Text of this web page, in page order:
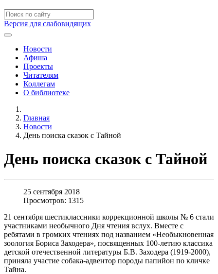
Версия для слабовидящих
Новости
Афиша
Проекты
Читателям
Коллегам
О библиотеке
Главная
Новости
День поиска сказок с Тайной
День поиска сказок с Тайной
25 сентября 2018
Просмотров: 1315
21 сентября шестиклассники коррекционной школы № 6 стали
участниками необычного Дня чтения вслух. Вместе с
ребятами в громких чтениях под названием «Необыкновенная
зоология Бориса Заходера», посвященных 100-летию классика
детской отечественной литературы Б.В. Заходера (1919-2000),
приняла участие собака-адвентор породы папийон по кличке
Тайна.